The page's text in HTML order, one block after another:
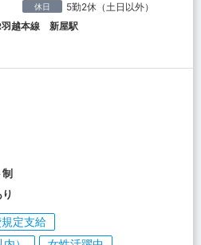
休日 5勤2休（土日以外）
羽越本線 新屋駅
定支給